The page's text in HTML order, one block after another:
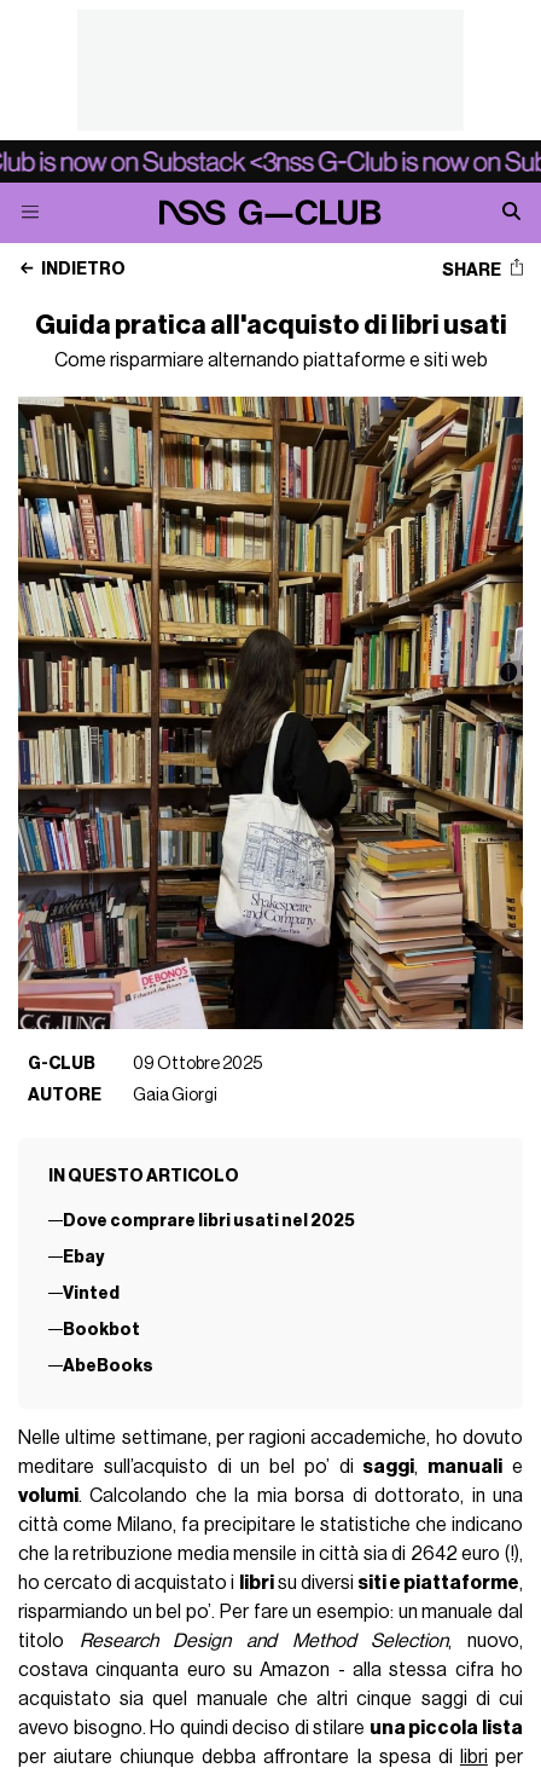
INDIETRO SHARE
Guida pratica all'acquisto di libri usati
Come risparmiare alternando piattaforme e siti web
G-CLUB
09 Ottobre 2025
AUTORE
Gaia Giorgi
IN QUESTO ARTICOLO
Dove comprare libri usati nel 2025
Ebay
Vinted
Bookbot
AbeBooks
Nelle ultime settimane, per ragioni accademiche, ho dovuto
meditare sull’acquisto di un bel po’ di saggi, manuali e
volumi. Calcolando che la mia borsa di dottorato, in una
città come Milano, fa precipitare le statistiche che indicano
che la retribuzione media mensile in città sia di 2642 euro (!),
ho cercato di acquistato i
librisu diversi siti e piattaforme,
risparmiando un bel po’. Per fare un esempio: un manuale dal
titolo Research Design and Method Selection, nuovo,
costava cinquanta euro su Amazon - alla stessa cifra ho
acquistato sia quel manuale che altri cinque saggi di cui
avevo bisogno. Ho quindi deciso di stilare una piccola lista
per aiutare chiunque debba affrontare la spesa di
libri per